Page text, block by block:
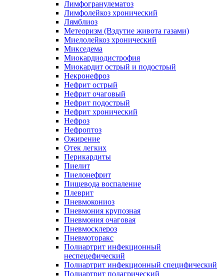
Лимфогранулематоз
Лимфолейкоз хронический
Лямблиоз
Метеоризм (Вздутие живота газами)
Миелолейкоз хронический
Микседема
Миокардиодистрофия
Миокардит острый и подострый
Некронефроз
Нефрит острый
Нефрит очаговый
Нефрит подострый
Нефрит хронический
Нефроз
Нефроптоз
Ожирение
Отек легких
Перикардиты
Пиелит
Пиелонефрит
Пищевода воспаление
Плеврит
Пневмокониоз
Пневмония крупозная
Пневмония очаговая
Пневмосклероз
Пневмоторакс
Полиартрит инфекционный
неспецефический
Полиартрит инфекционный специфический
Полиартрит подагрический